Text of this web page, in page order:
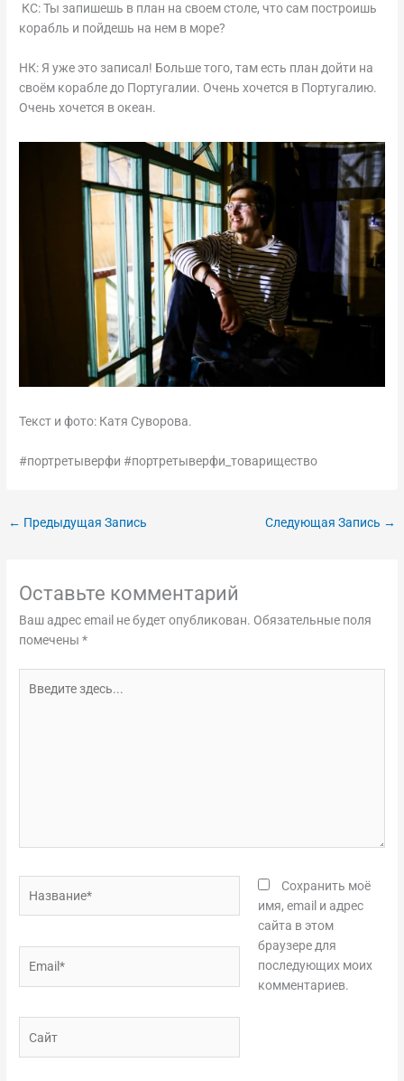
КС: Ты запишешь в план на своем столе, что сам построишь
корабль и пойдешь на нем в море?
НК: Я уже это записал! Больше того, там есть план дойти на
своём корабле до Португалии. Очень хочется в Португалию.
Очень хочется в океан.
Текст и фото: Катя Суворова.
#портретыверфи #портретыверфи_товарищество
← Предыдущая Запись Следующая Запись →
Оставьте комментарий
Ваш адрес email не будет опубликован. Обязательные поля
помечены*
здесь...
Сохранить моё
имя, email и адрес
сайта в этом
браузере для
последующих моих
комментариев.